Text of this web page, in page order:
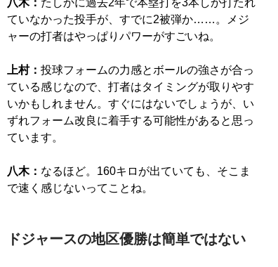
八木： たしかに過去2年で本塁打を3本しか打たれ
ていなかった投手が、すでに2被弾か……。メジ
ャーの打者はやっぱりパワーがすごいね。
上村： 投球フォームの力感とボールの強さが合っ
ている感じなので、打者はタイミングが取りやす
いかもしれません。すぐにはないでしょうが、い
ずれフォーム改良に着手する可能性があると思っ
ています。
八木： なるほど。160キロが出ていても、そこま
で速く感じないってことね。
ドジャースの地区優勝は簡単ではない